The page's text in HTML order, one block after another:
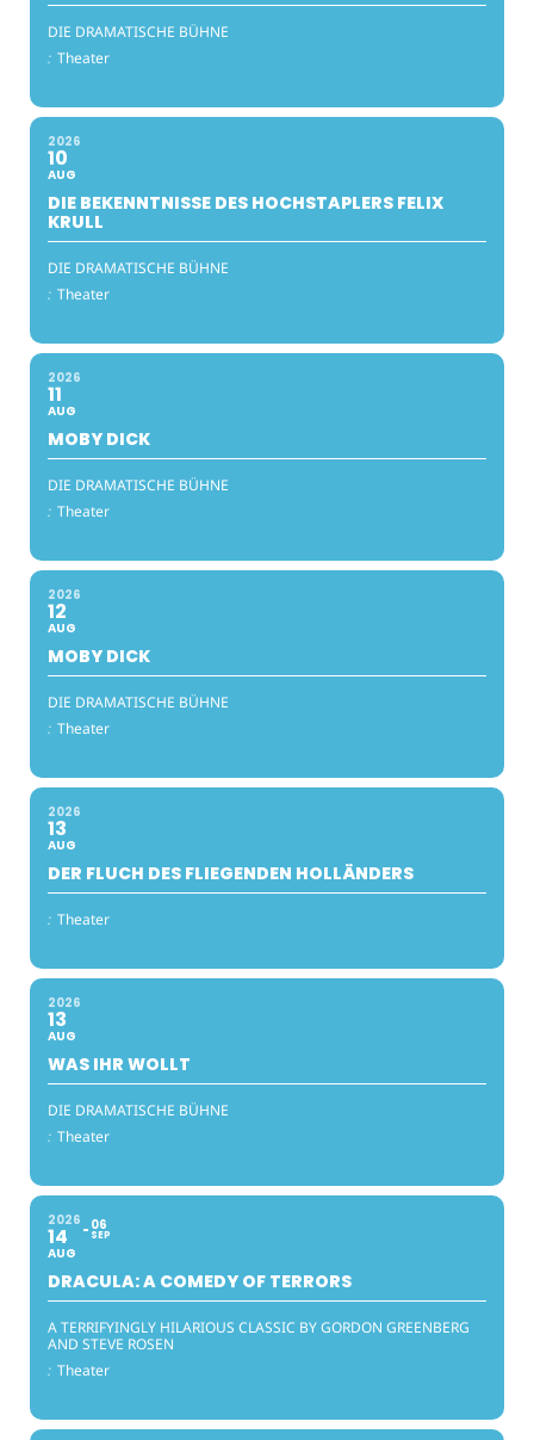
DIE DRAMATISCHE BÜHNE
: Theater
2026
10
AUG
DIE BEKENNTNISSE DES HOCHSTAPLERS FELIX
KRULL
DIE DRAMATISCHE BÜHNE
: Theater
2026
11
AUG
MOBY DICK
DIE DRAMATISCHE BÜHNE
: Theater
2026
12
AUG
MOBY DICK
DIE DRAMATISCHE BÜHNE
: Theater
2026
13
AUG
DER FLUCH DES FLIEGENDEN HOLLÄNDERS
: Theater
2026
13
AUG
WAS IHR WOLLT
DIE DRAMATISCHE BÜHNE
: Theater
2026
14
AUG
06
SEP
DRACULA: A COMEDY OF TERRORS
A TERRIFYINGLY HILARIOUS CLASSIC BY GORDON GREENBERG
AND STEVE ROSEN
: Theater